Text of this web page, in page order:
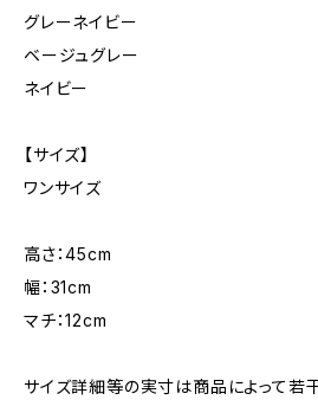
グレーネイビー
ベージュグレー
ネイビー
【サイズ】
ワンサイズ
高さ：45cm
幅：31cm
マチ：12cm
サイズ詳細等の実寸は商品によって